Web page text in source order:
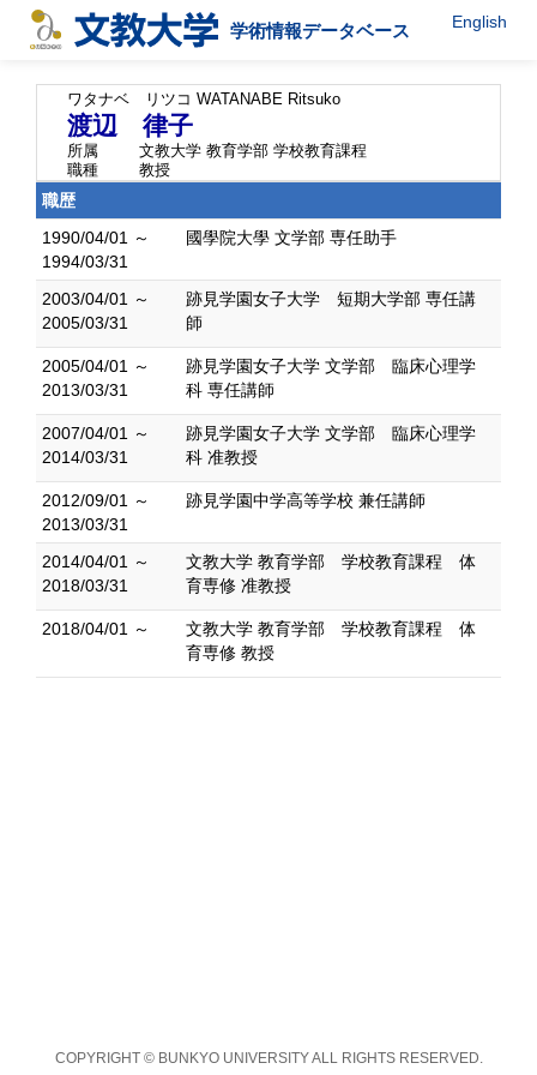
学術情報データベース English
ワタナベ リツコ WATANABE Ritsuko
渡辺 律子
所属
文教大学 教育学部 学校教育課程
職種
教授
職歴
1990/04/01 ～
1994/03/31
國學院大學 文学部 専任助手
2003/04/01 ～
2005/03/31
跡見学園女子大学 短期大学部 専任講
師
2005/04/01 ～
2013/03/31
跡見学園女子大学 文学部 臨床心理学
科 専任講師
2007/04/01 ～
2014/03/31
跡見学園女子大学 文学部 臨床心理学
科 准教授
2012/09/01 ～
2013/03/31
跡見学園中学高等学校 兼任講師
2014/04/01 ～
2018/03/31
文教大学 教育学部 学校教育課程 体
育専修 准教授
2018/04/01 ～
文教大学 教育学部 学校教育課程 体
育専修 教授
COPYRIGHT © BUNKYO UNIVERSITY ALL RIGHTS RESERVED.